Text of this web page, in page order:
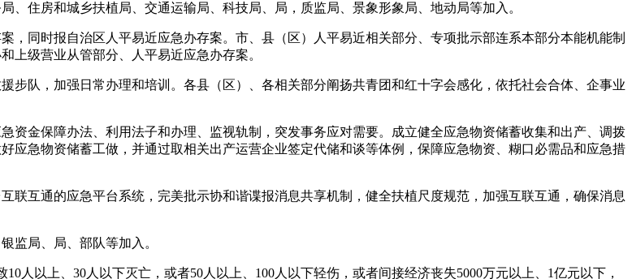
住房和城乡扶植局、交通运输局、科技局、局，质监局、景象形象局、地动局等加入。
同时报自治区人平易近应急办存案。市、县（区）人平易近相关部分、专项批示部连系本部分本能机能制
上级营业从管部分、人平易近应急办存案。
队，加强日常办理和培训。各县（区）、各相关部分阐扬共青团和红十字会感化，依托社会合体、企事业
金保障办法、利用法子和办理、监视轨制，突发事务应对需要。成立健全应急物资储蓄收集和出产、调拨
应急物资储蓄工做，并通过取相关出产运营企业签定代储和谈等体例，保障应急物资、糊口必需品和应急措
互通的应急平台系统，完美批示协和谐谍报消息共享机制，健全扶植尺度规范，加强互联互通，确保消息
局、局、部队等加入。
以上、30人以下灭亡，或者50人以上、100人以下轻伤，或者间接经济丧失5000万元以上、1亿元以下，